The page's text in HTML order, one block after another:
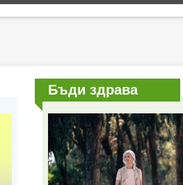
Бъди здрава